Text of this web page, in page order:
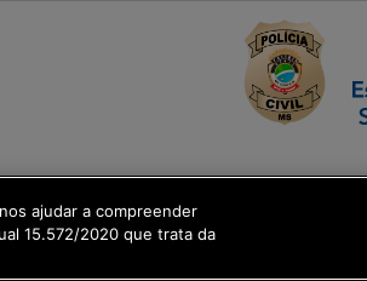
ajudar a compreender
15.572/2020 que trata da